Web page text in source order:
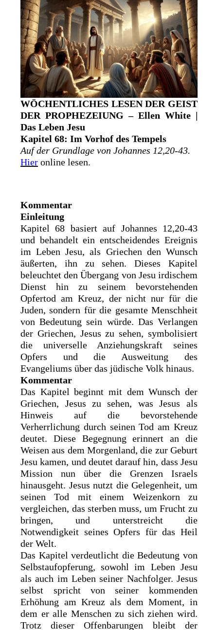
WÖCHENTLICHES LESEN DER GEIST
DER PROPHEZEIUNG – Ellen White |
Das Leben Jesu
Kapitel 68: Im Vorhof des Tempels
Auf der Grundlage von Johannes 12,20-43.
Hier online lesen.
Kommentar
Einleitung
Kapitel 68 basiert auf Johannes 12,20-43
und behandelt ein entscheidendes Ereignis
im Leben Jesu, als Griechen den Wunsch
äußerten, ihn zu sehen. Dieses Kapitel
beleuchtet den Übergang von Jesu irdischem
Dienst hin zu seinem bevorstehenden
Opfertod am Kreuz, der nicht nur für die
Juden, sondern für die gesamte Menschheit
von Bedeutung sein würde. Das Verlangen
der Griechen, Jesus zu sehen, symbolisiert
die universelle Anziehungskraft seines
Opfers und die Ausweitung des
Evangeliums über das jüdische Volk hinaus.
Kommentar
Das Kapitel beginnt mit dem Wunsch der
Griechen, Jesus zu sehen, was Jesus als
Hinweis auf die bevorstehende
Verherrlichung durch seinen Tod am Kreuz
deutet. Diese Begegnung erinnert an die
Weisen aus dem Morgenland, die zur Geburt
Jesu kamen, und deutet darauf hin, dass Jesu
Mission nun über die Grenzen Israels
hinausgeht. Jesus nutzt die Gelegenheit, um
seinen Tod mit einem Weizenkorn zu
vergleichen, das sterben muss, um Frucht zu
bringen, und unterstreicht die
Notwendigkeit seines Opfers für das Heil
der Welt.
Das Kapitel verdeutlicht die Bedeutung von
Selbstaufopferung, sowohl im Leben Jesu
als auch im Leben seiner Nachfolger. Jesus
selbst spricht von seiner kommenden
Erhöhung am Kreuz als dem Moment, in
dem er alle Menschen zu sich ziehen wird.
Trotz dieser Offenbarungen bleibt der